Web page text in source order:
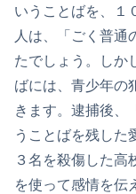
いうことばを、１
人は、「ごく普通
たでしょう。しか
ばには、青少年の
きます。逮捕後、
うことばを残した
３名を殺傷した高
を使って感情を伝